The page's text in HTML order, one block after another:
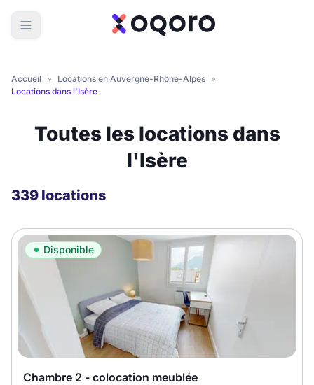
Accueil » Locations en Auvergne-Rhône-Alpes »
Locations dans l'Isère
Toutes les locations dans
l'Isère
339 locations
Disponible
Chambre 2 - colocation meublée